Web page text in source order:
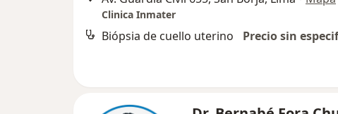
Clinica Inmater
Biópsia de cuello uterino Precio sin